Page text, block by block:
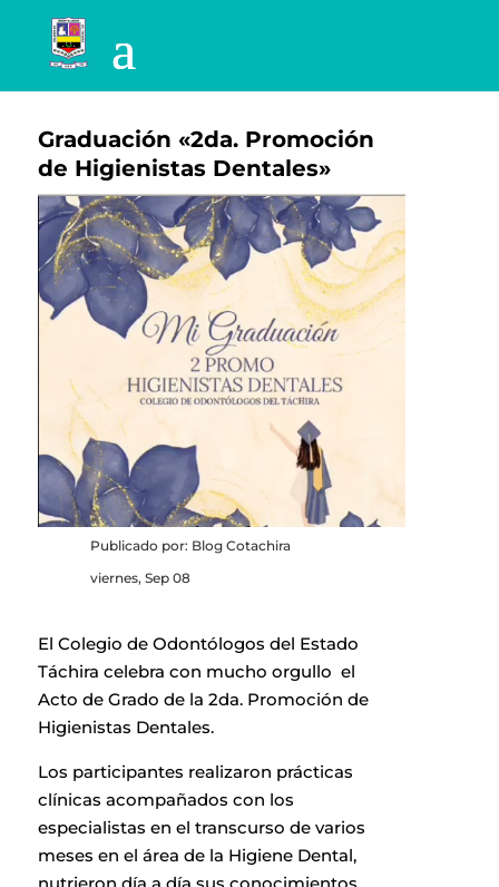
Graduación «2da. Promoción
de Higienistas Dentales»
Publicado por: Blog Cotachira
viernes, Sep 08
El Colegio de Odontólogos del Estado
Táchira celebra con mucho orgullo el
Acto de Grado de la 2da. Promoción de
Higienistas Dentales.
Los participantes realizaron prácticas
clínicas acompañados con los
especialistas en el transcurso de varios
meses en el área de la Higiene Dental,